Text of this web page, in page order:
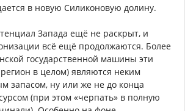
в новую Силиконовую долину.
Запада ещё не раскрыт, и
всё ещё продолжаются. Более
государственной машины эти
в целом) являются неким
запасом, ну или же не до конца
(при этом «черпать» в полную